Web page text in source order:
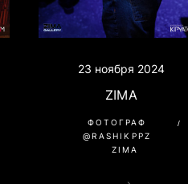
23 ноября 2024
ZIMA
ФОТОГРАФ
@RASHIKPPZ
ZIMA